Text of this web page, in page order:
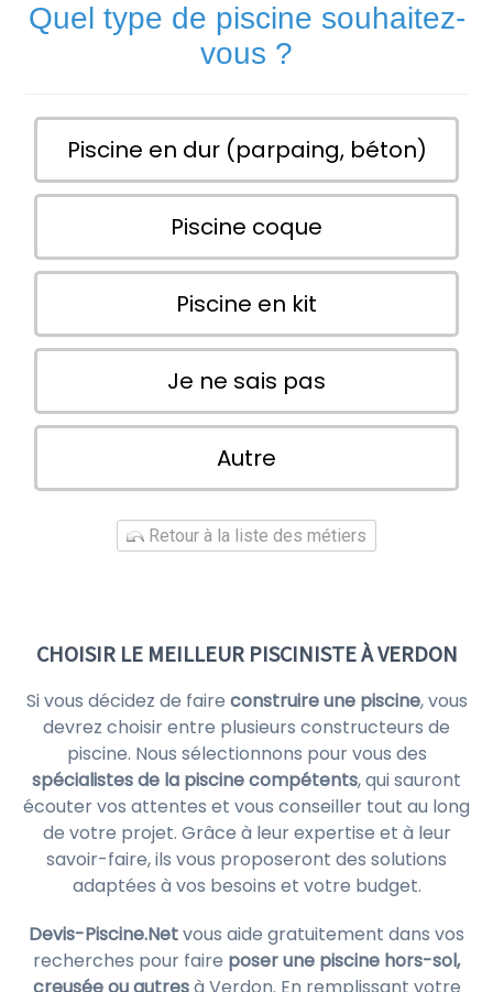
Quel type de piscine souhaitez-
vous ?
Piscine en dur (parpaing, béton)
Piscine coque
Piscine en kit
Je ne sais pas
Autre
Retour à la liste des métiers
CHOISIR LE MEILLEUR PISCINISTE À VERDON
Si vous décidez de faire construire une piscine, vous
devrez choisir entre plusieurs constructeurs de
piscine. Nous sélectionnons pour vous des
spécialistes de la piscine compétents, qui sauront
écouter vos attentes et vous conseiller tout au long
de votre projet. Grâce à leur expertise et à leur
savoir-faire, ils vous proposeront des solutions
adaptées à vos besoins et votre budget.
Devis-Piscine.Netvous aide gratuitement dans vos
recherches pour faire poser une piscine hors-sol,